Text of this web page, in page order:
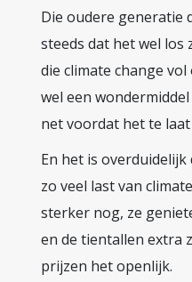
Die oudere generatie
steeds dat het wel los
die climate change
wel een
net voordat het te laat
En het is
zo veel last van
sterker nog, ze
en de tientallen extra
prijzen het openlijk.